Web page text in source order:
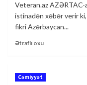
Veteran.az AZƏRTAC-
istinadən xəbər verir
fikri Azərbaycan...
Ətraflı oxu
Cəmiyyət